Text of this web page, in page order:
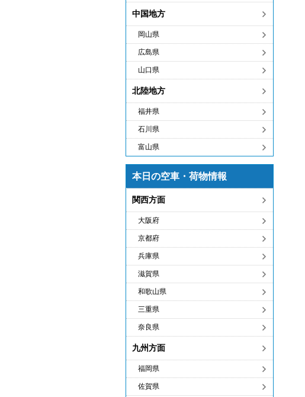
中国地方
岡山県
広島県
山口県
北陸地方
福井県
石川県
富山県
本日の空車・荷物情報
関西方面
大阪府
京都府
兵庫県
滋賀県
和歌山県
三重県
奈良県
九州方面
福岡県
佐賀県